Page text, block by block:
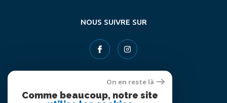
NOUS SUIVRE SUR
On en reste là
Comme beaucoup, notre site